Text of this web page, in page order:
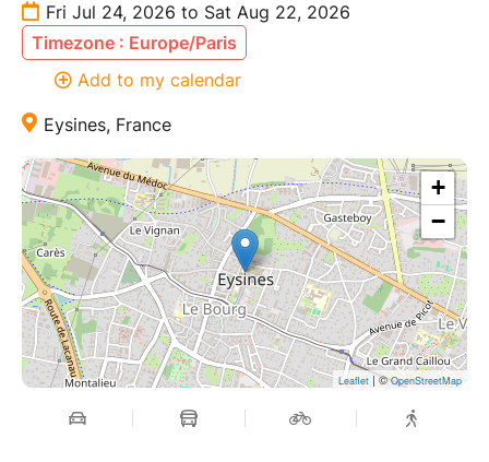
Fri Jul 24, 2026 to Sat Aug 22, 2026
Timezone : Europe/Paris
Add to my calendar
Eysines, France
+
−
Leaflet | ©OpenStreetMap